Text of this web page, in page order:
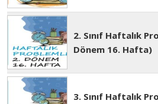
2. Sınıf Haftalık
Dönem 16. Hafta)
3. Sınıf Haftalık